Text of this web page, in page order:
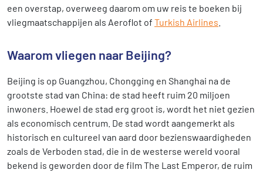
een overstap, overweeg daarom om uw reis te boeken bij
vliegmaatschappijen als Aeroflot of Turkish Airlines
Waarom vliegen naar Beijing?
Beijing is op Guangzhou, Chongging en Shanghai na de
grootste stad van China: de stad heeft ruim 20 miljoen
inwoners. Hoewel de stad erg groot is, wordt het niet gezien
als economisch centrum. De stad wordt aangemerkt als
historisch en cultureel van aard door bezienswaardigheden
zoals de Verboden stad, die in de westerse wereld vooral
bekend is geworden door de film The Last Emperor, de ruim